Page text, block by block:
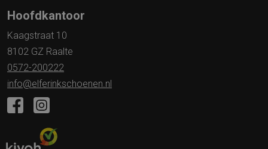
Hoofdkantoor
Kaagstraat 10
8102 GZ Raalte
0572-200222
info@elferinkschoenen.nl